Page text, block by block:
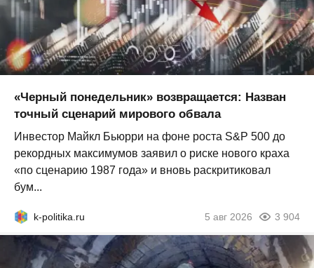
«Черный понедельник» возвращается: Назван
точный сценарий мирового обвала
Инвестор Майкл Бьюрри на фоне роста S&P 500 до
рекордных максимумов заявил о риске нового краха
«по сценарию 1987 года» и вновь раскритиковал
бум...
k-politika.ru 5 авг 2026 3 904